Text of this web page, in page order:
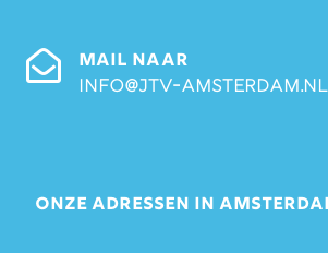
MAIL NAAR
info@jtv-amsterdam.nl
ONZE ADRESSEN IN